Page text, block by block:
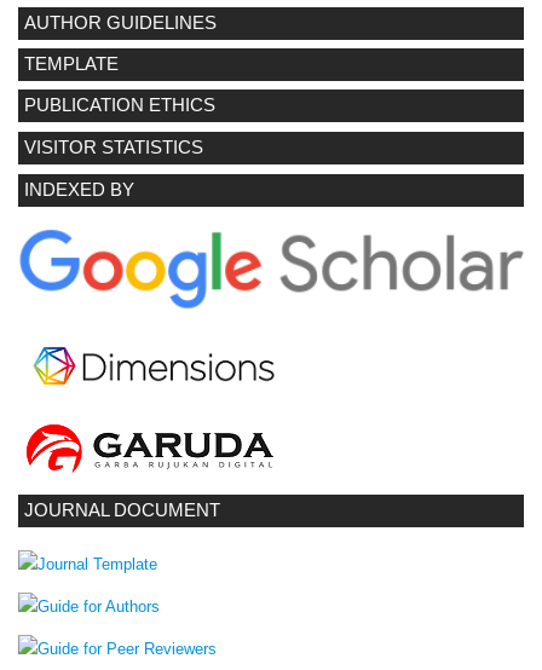
AUTHOR GUIDELINES
TEMPLATE
PUBLICATION ETHICS
VISITOR STATISTICS
INDEXED BY
JOURNAL DOCUMENT